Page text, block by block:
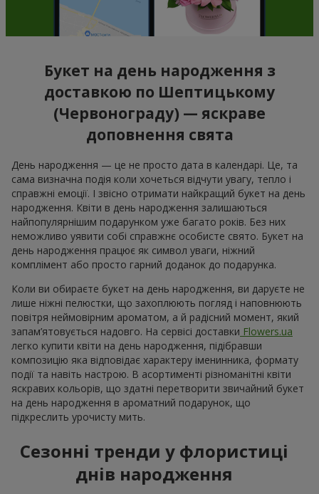
Букет на день народження з
доставкою по Шептицькому
(Червонограду) — яскраве
доповнення свята
День народження — це не просто дата в календарі. Це, та
сама визначна подія коли хочеться відчути увагу, тепло і
справжні емоції. І звісно отримати найкращий букет на день
народження. Квіти в день народження залишаються
найпопулярнішим подарунком уже багато років. Без них
неможливо уявити собі справжнє особисте свято. Букет на
день народження працює як символ уваги, ніжний
комплімент або просто гарний доданок до подарунка.
Коли ви обираєте букет на день народження, ви даруєте не
лише ніжні пелюстки, що захоплюють погляд і наповнюють
повітря неймовірним ароматом, а й радісний момент, який
запам’ятовується надовго. На сервісі доставки Flowers.ua
легко купити квіти на день народження, підібравши
композицію яка відповідає характеру іменинника, формату
події та навіть настрою. В асортименті різноманітні квіти
яскравих кольорів, що здатні перетворити звичайний букет
на день народження в ароматний подарунок, що
підкреслить урочисту мить.
Сезонні тренди у флористиці
днів народження